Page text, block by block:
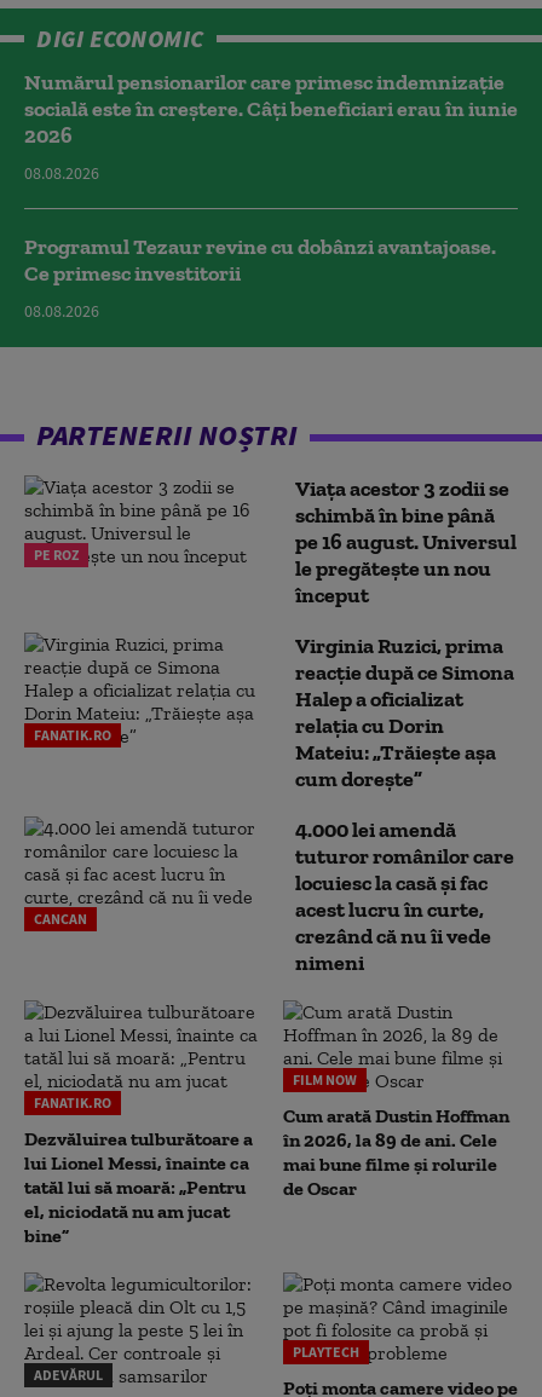
DIGI ECONOMIC
Numărul pensionarilor care primesc indemnizaţie
socială este în creștere. Câți beneficiari erau în iunie
2026
08.08.2026
Programul Tezaur revine cu dobânzi avantajoase.
Ce primesc investitorii
08.08.2026
PARTENERII NOȘTRI
PE ROZ
Viața acestor 3 zodii se
schimbă în bine până
pe 16 august. Universul
le pregătește un nou
început
FANATIK.RO
Virginia Ruzici, prima
reacție după ce Simona
Halep a oficializat
relația cu Dorin
Mateiu: „Trăiește așa
cum dorește”
CANCAN
4.000 lei amendă
tuturor românilor care
locuiesc la casă și fac
acest lucru în curte,
crezând că nu îi vede
nimeni
FANATIK.RO
Dezvăluirea tulburătoare a
lui Lionel Messi, înainte ca
tatăl lui să moară: „Pentru
el, niciodată nu am jucat
bine”
FILM NOW
Cum arată Dustin Hoffman
în 2026, la 89 de ani. Cele
mai bune filme și rolurile
de Oscar
ADEVĂRUL
PLAYTECH
Poți monta camere video pe